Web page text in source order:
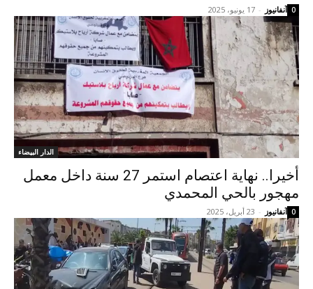
آنفانيوز - 17 يونيو، 2025 0
الدار البيضاء
أخيرا.. نهاية اعتصام استمر 27 سنة داخل معمل
مهجور بالحي المحمدي
آنفانيوز - 23 أبريل، 2025 0